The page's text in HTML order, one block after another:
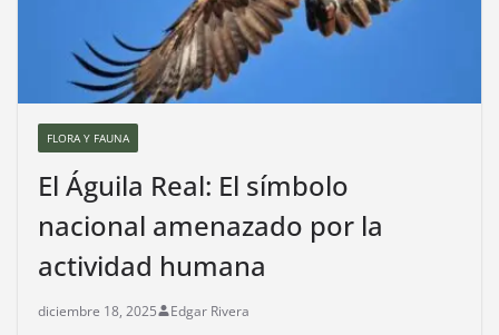
FLORA Y FAUNA
El Águila Real: El símbolo
nacional amenazado por la
actividad humana
diciembre 18, 2025 Edgar Rivera